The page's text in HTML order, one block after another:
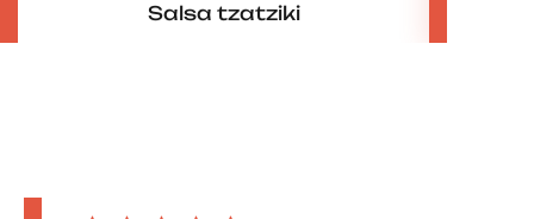
Salsa tzatziki